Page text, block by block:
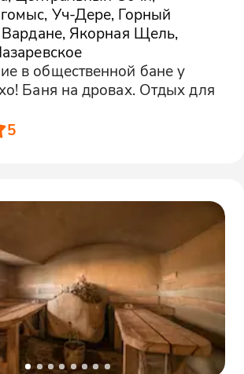
Уч-Дере, Горный
Вардане, Якорная Щель,
в общественной бане у
Баня на дровах. Отдых для
5